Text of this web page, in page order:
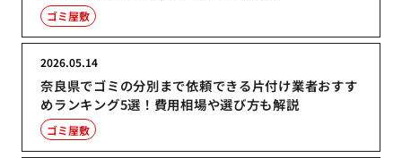
ゴミ屋敷
奈良県でゴミの分別まで依頼できる片付け業者おすす
めランキング5選！費用相場や選び方も解説
2026.05.14
ゴミ屋敷